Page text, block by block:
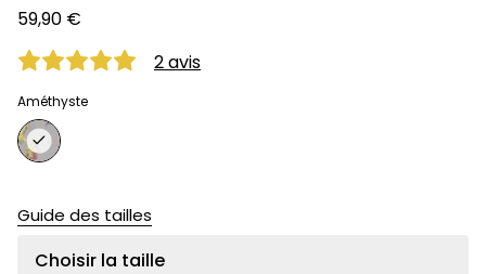
59,90 €
2 avis
Améthyste
Guide des tailles
Choisir la taille